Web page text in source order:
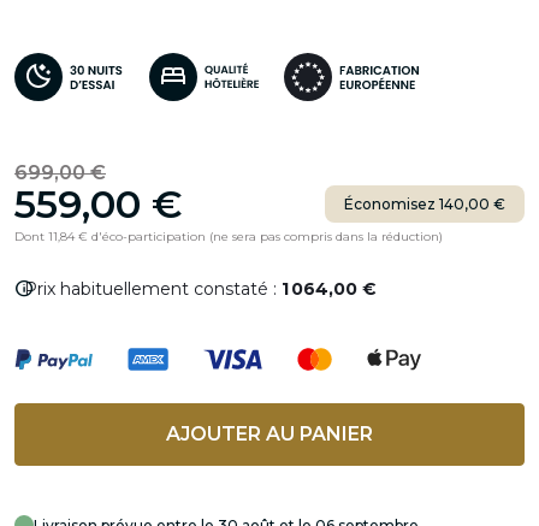
699,00 €
559,00 € Économisez 140,00 €
Dont 11,84 € d'éco-participation (ne sera pas compris dans la réduction)
infoPrix habituellement constaté : 1 064,00 €
AJOUTER AU PANIER